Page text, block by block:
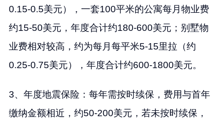
0.15-0.5美元），一套100平米的公寓每月物业费
约15-50美元，年度合计约180-600美元；别墅物
业费相对较高，约为每月每平米5-15里拉（约
0.25-0.75美元），年度合计约600-1800美元。
3、年度地震保险：每年需按时续保，费用与首年
缴纳金额相近，约50-200美元，若未按时续保，